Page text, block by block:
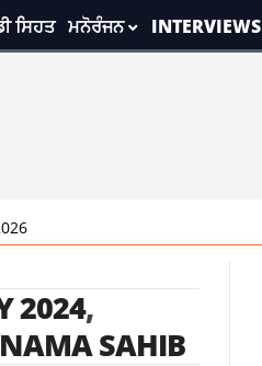
ਸਿਹਤ ਮਨੋਰੰਜਨ INTERVIEWS
2024,
SAHIB